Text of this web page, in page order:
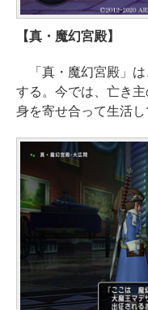
【真・魔幻宮殿】
「真・魔幻宮殿」は
する。今では、亡き
身を寄せ合って生活し